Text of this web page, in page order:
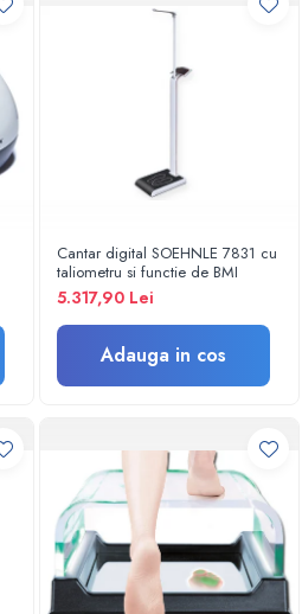
Cantar digital SOEHNLE 7831 cu
taliometru si functie de BMI
5.317,90 Lei
Adauga in cos